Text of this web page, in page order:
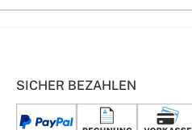
SICHER BEZAHLEN